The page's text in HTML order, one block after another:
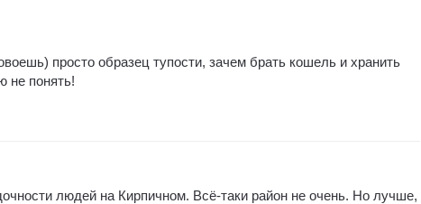
просто образец тупости, зачем брать кошель и хранить
не понять!
людей на Кирпичном. Всё-таки район не очень. Но лучше,